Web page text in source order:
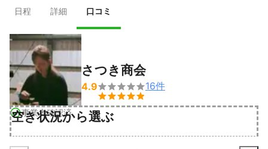
日程 詳細 口コミ
事業者確認済
さつき商会
4.9

16件
空き状況から選ぶ